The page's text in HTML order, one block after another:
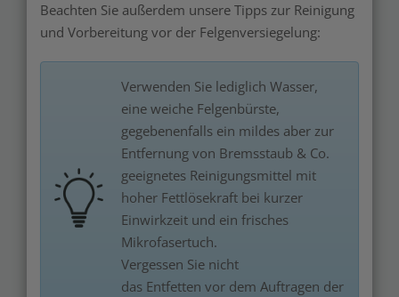
Beachten Sie außerdem unsere Tipps zur Reinigung
und Vorbereitung vor der Felgenversiegelung:
Verwenden Sie lediglich Wasser,
eine weiche Felgenbürste,
gegebenenfalls ein mildes aber zur
Entfernung von Bremsstaub & Co.
geeignetes Reinigungsmittel mit
hoher Fettlösekraft bei kurzer
Einwirkzeit und ein frisches
Mikrofasertuch.
Vergessen Sie nicht
das Entfetten vor dem Auftragen der